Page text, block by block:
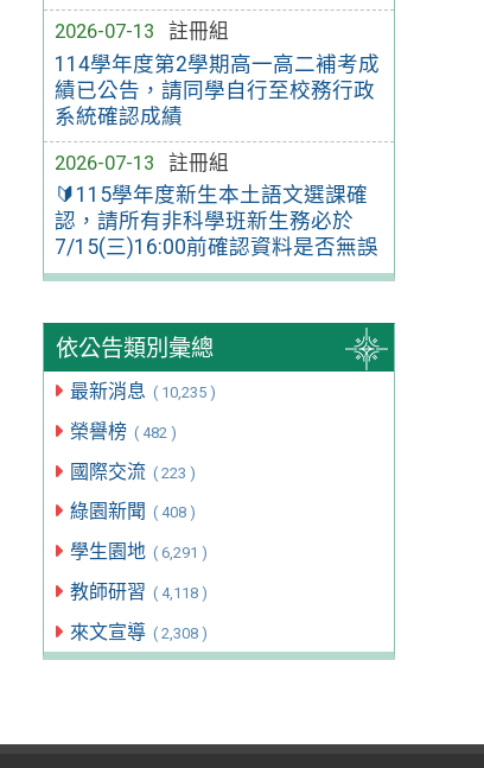
2026-07-13
註冊組
114學年度第2學期高一高二補考成
績已公告，請同學自行至校務行政
系統確認成績
2026-07-13
註冊組
🔰115學年度新生本土語文選課確
認，請所有非科學班新生務必於
7/15(三)16:00前確認資料是否無誤
依公告類別彙總
最新消息 ( 10,235 )
榮譽榜 ( 482 )
國際交流 ( 223 )
綠園新聞 ( 408 )
學生園地 ( 6,291 )
教師研習 ( 4,118 )
來文宣導 ( 2,308 )